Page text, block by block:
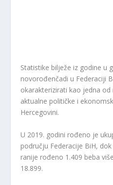
Statistike bilježe iz godine u
novorođenčadi u Federaciji
okarakterizirati kao jedna
aktualne političke i
Hercegovini.
U 2019. godini rođeno je
području Federacije BiH,
ranije rođeno 1.409 beba
18.899.